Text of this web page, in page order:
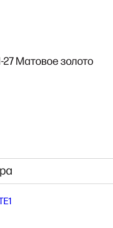
27 Матовое золото